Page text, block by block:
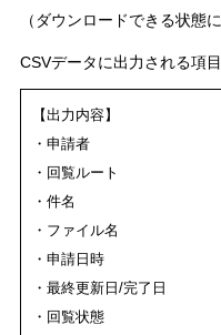
（ダウンロードできる状態
CSVデータに出力される項
【出力内容】
・申請者
・回覧ルート
・件名
・ファイル名
・申請日時
・最終更新日/完了日
・回覧状態